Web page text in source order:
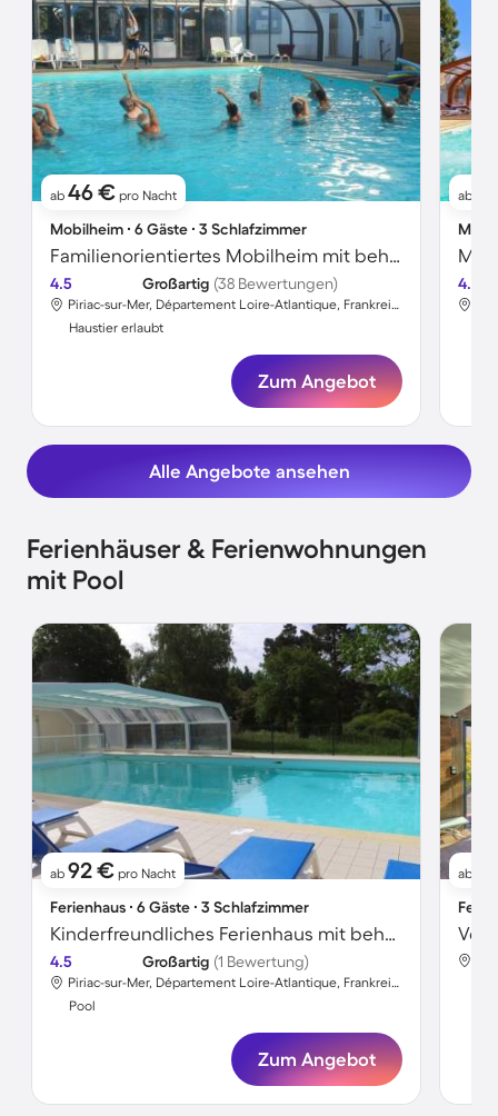
ab 46 € pro Nacht
Mobilheim ∙ 6 Gäste ∙ 3 Schlafzimmer
Familienorientiertes Mobilheim mit beheiztem Pool und Terrasse | Strand in der Nähe | Haustierfreundlich
4.5 Großartig (38 Bewertungen)
Piriac-sur-Mer, Département Loire-Atlantique, Frankreich
Haustier erlaubt
Zum Angebot
ab
4.4
Alle Angebote ansehen
Ferienhäuser & Ferienwohnungen
mit Pool
ab 92 € pro Nacht
Ferienhaus ∙ 6 Gäste ∙ 3 Schlafzimmer
Kinderfreundliches Ferienhaus mit beheiztem Pool | Strand in der Nähe | Haustierfreundlich
4.5 Großartig (1 Bewertung)
Piriac-sur-Mer, Département Loire-Atlantique, Frankreich
Pool
Zum Angebot
ab